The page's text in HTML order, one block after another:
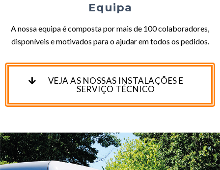
Equipa
A nossa equipa é composta por mais de 100 colaboradores,
disponíveis e motivados para o ajudar em todos os pedidos.
VEJA AS NOSSAS INSTALAÇÕES E
SERVIÇO TÉCNICO